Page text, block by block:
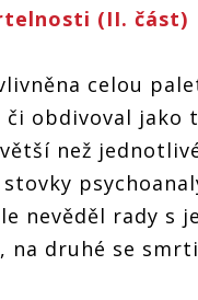
(II. část)
celou
obdivoval jako
než
nevěděl rady s
na druhé se